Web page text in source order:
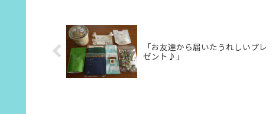
「お友達から届いたうれしいプレ
ゼント♪」